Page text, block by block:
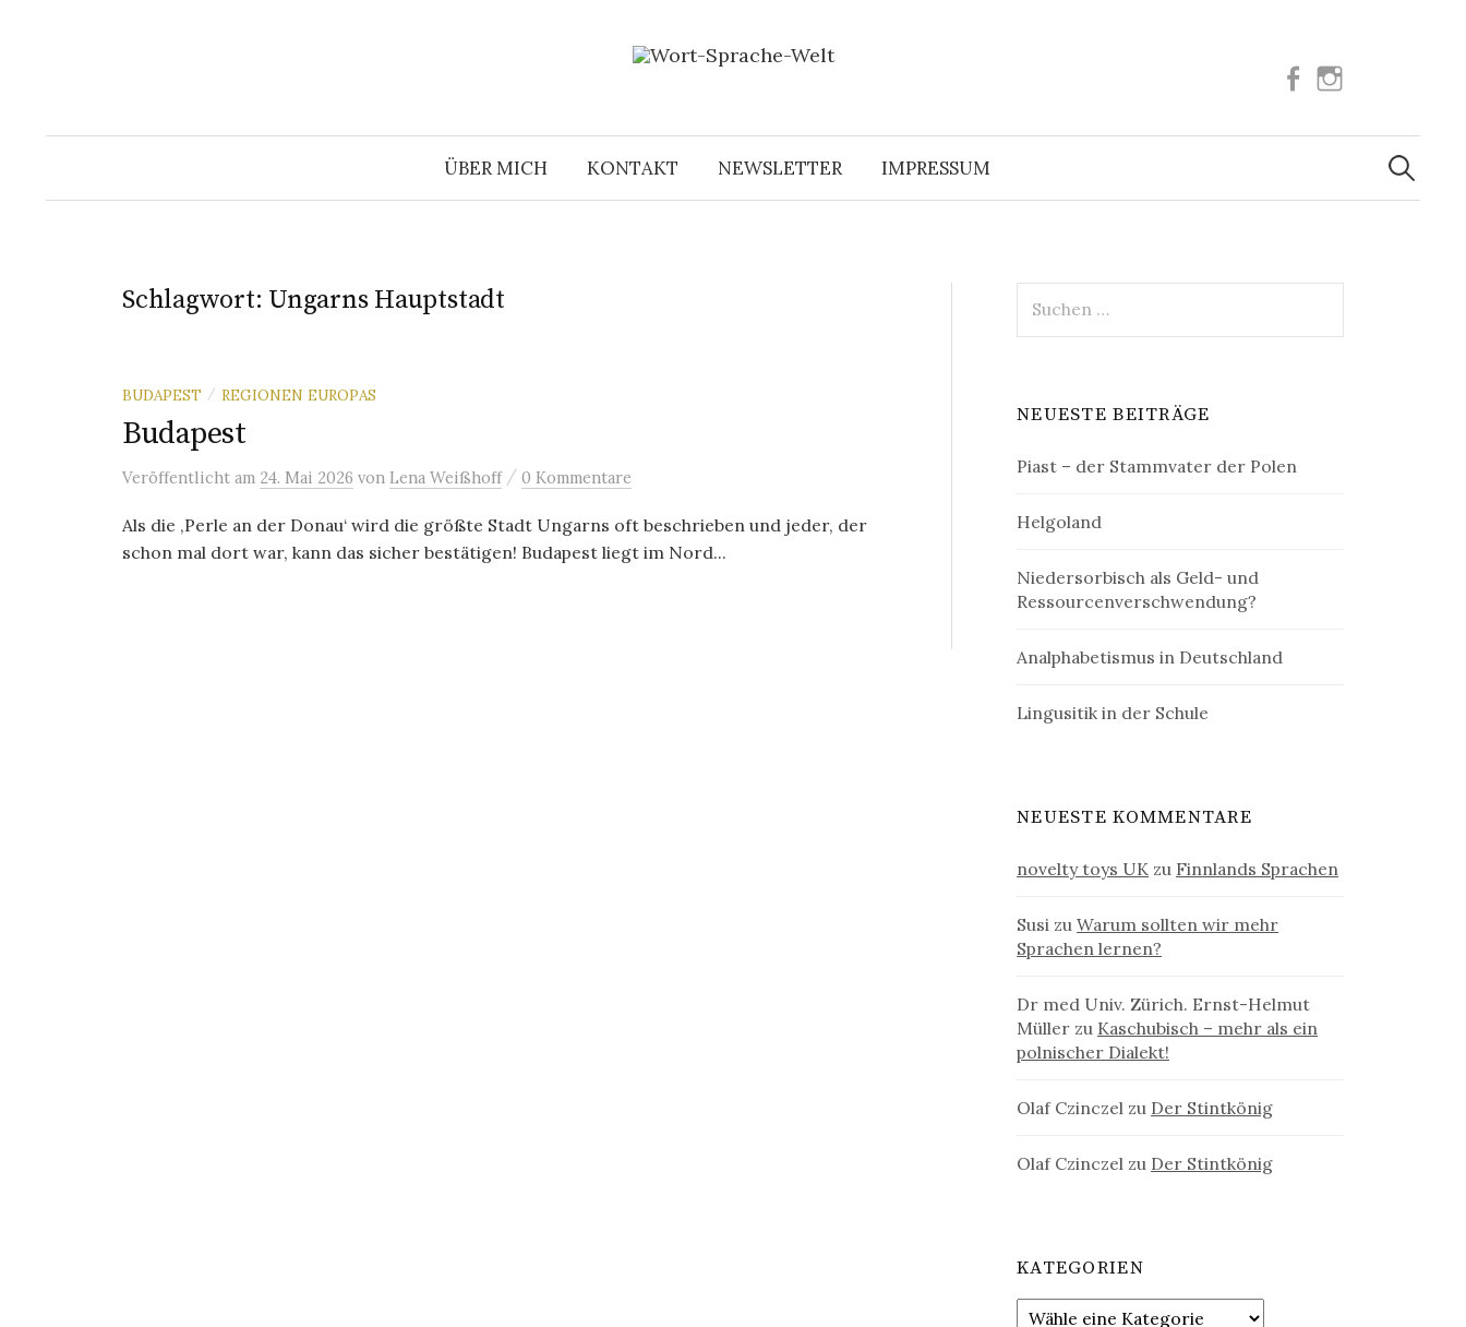
Facebook
ÜBER MICH KONTAKT NEWSLETTER IMPRESSUM
Suchen
nach:
Schlagwort: Ungarns Hauptstadt
BUDAPEST / REGIONEN EUROPAS
Budapest
Veröffentlicht am 24. Mai 2026 von Lena Weißhoff / 0 Kommentare
Als die ‚Perle an der Donau‘ wird die größte Stadt Ungarns oft beschrieben und jeder, der
schon mal dort war, kann das sicher bestätigen! Budapest liegt im Nord...
nach:
NEUESTE BEITRÄGE
Piast – der Stammvater der Polen
Helgoland
Niedersorbisch als Geld- und
Ressourcenverschwendung?
Analphabetismus in Deutschland
Lingusitik in der Schule
NEUESTE KOMMENTARE
novelty toys UK zu Finnlands Sprachen
Susi zuWarum sollten wir mehr
Sprachen lernen?
Dr med Univ. Zürich. Ernst-Helmut
Müller zu Kaschubisch – mehr als ein
polnischer Dialekt!
Olaf Czinczel zu Der Stintkönig
Olaf Czinczel zu Der Stintkönig
KATEGORIEN